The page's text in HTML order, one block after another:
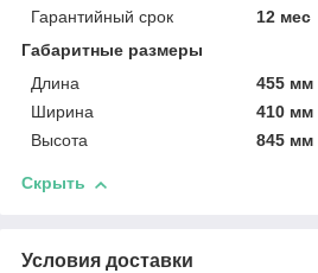
Гарантийный срок
12 мес
Габаритные размеры
Длина
455 мм
Ширина
410 мм
Высота
845 мм
Скрыть
Условия доставки